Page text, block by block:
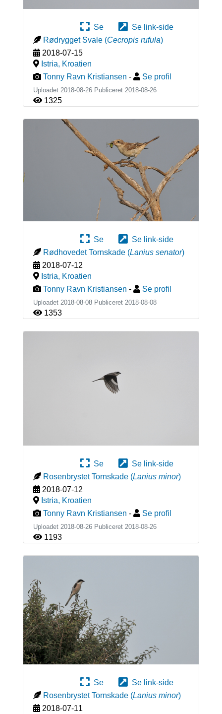
Se
Se link-side
Rødrygget Svale (Cecropis rufula)
2018-07-15
Istria, Kroatien
Tonny Ravn Kristiansen - Se profil
Uploadet 2018-08-26 Publiceret 2018-08-26
1325
Se
Se link-side
Rødhovedet Tornskade (Lanius senator)
2018-07-12
Istria, Kroatien
Tonny Ravn Kristiansen - Se profil
Uploadet 2018-08-08 Publiceret 2018-08-08
1353
Se
Se link-side
Rosenbrystet Tornskade (Lanius minor)
2018-07-12
Istria, Kroatien
Tonny Ravn Kristiansen - Se profil
Uploadet 2018-08-26 Publiceret 2018-08-26
1193
Se
Se link-side
Rosenbrystet Tornskade (Lanius minor)
2018-07-11